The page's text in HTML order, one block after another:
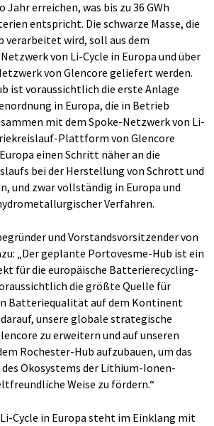
Jahr erreichen, was bis zu 36 GWh
entspricht. Die schwarze Masse, die
verarbeitet wird, soll aus dem
von Li-Cycle in Europa und über
von Glencore geliefert werden.
ist voraussichtlich die erste Anlage
in Europa, die in Betrieb
mit dem Spoke-Netzwerk von Li-
Plattform von Glencore
einen Schritt näher an die
bei der Herstellung von Schrott und
und zwar vollständig in Europa und
Verfahren.
und Vorstandsvorsitzender von
„Der geplante Portovesme-Hub ist ein
für die europäische Batterierecycling-
die größte Quelle für
Batteriequalität auf dem Kontinent
unsere globale strategische
zu erweitern und auf unseren
Rochester-Hub aufzubauen, um das
Ökosystems der Lithium-Ionen-
Weise zu fördern.“
Li-Cycle in Europa steht im Einklang mit